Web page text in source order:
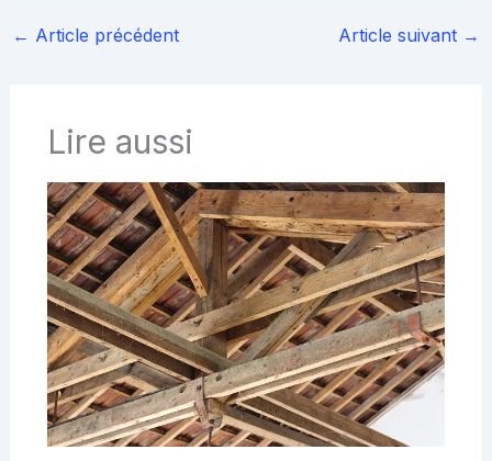
← Article précédent Article suivant →
Lire aussi